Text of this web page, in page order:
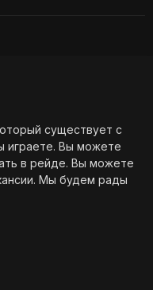
существует с
играете. Вы можете
в рейде. Вы можете
. Мы будем рады